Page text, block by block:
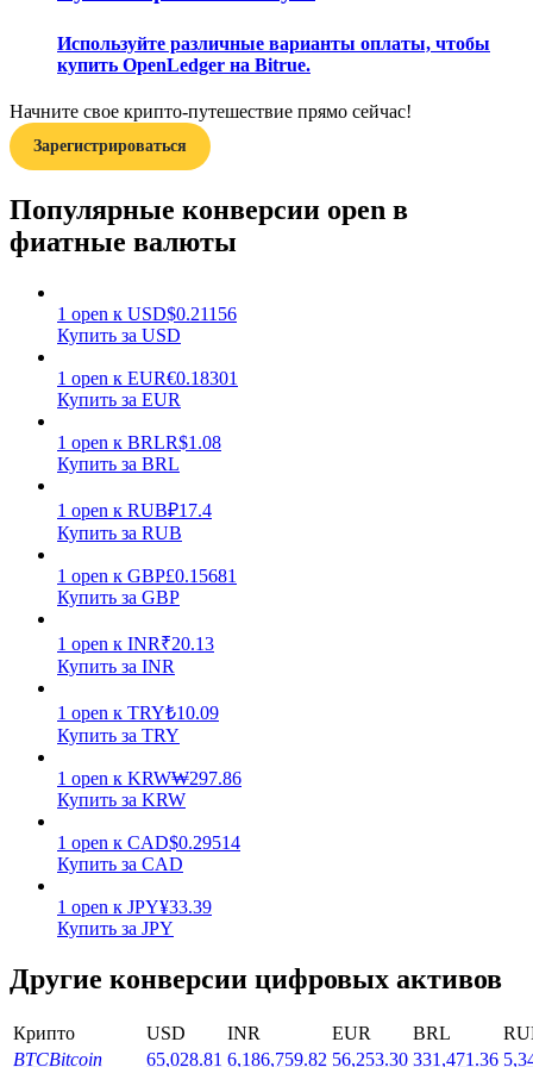
Заработок
Получайте конкурентные награды ежедневно
Стейкинг
Высокая прибыль и мгновенный доступ
Launchpool
Гибкая ставка для заработка популярных токенов
Используйте различные варианты оплаты, чтобы
купить OpenLedger на Bitrue.
Начните свое крипто-путешествие прямо сейчас!
Зарегистрироваться
Популярные конверсии open в
фиатные валюты
1 open к USD$0.21156
Купить за USD
1 open к EUR€0.18301
Купить за EUR
1 open к BRLR$1.08
Купить за BRL
1 open к RUB₽17.4
Купить за RUB
1 open к GBP£0.15681
Купить за GBP
1 open к INR₹20.13
Купить за INR
1 open к TRY₺10.09
Купить за TRY
1 open к KRW₩297.86
Купить за KRW
1 open к CAD$0.29514
Купить за CAD
1 open к JPY¥33.39
Купить за JPY
Другие конверсии цифровых активов
Крипто USD INR EUR BRL
BTCBitcoin 65,028.81 6,186,759.82 56,253.30 331,471.36